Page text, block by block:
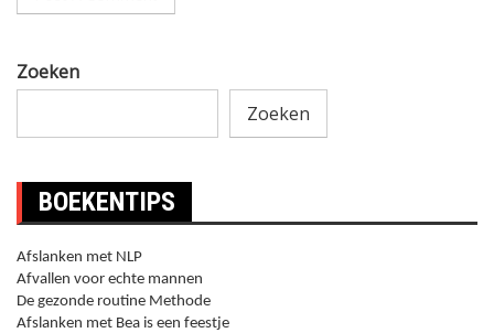
Zoeken
Zoeken
BOEKENTIPS
Afslanken met NLP
Afvallen voor echte mannen
De gezonde routine Methode
Afslanken met Bea is een feestje